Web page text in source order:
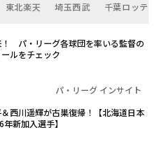
東北楽天 埼玉西武 千葉ロッテ
パ・リーグ各球団を率いる監督の
ルをチェック
パ・リーグ インサイト
西川遥輝が古巣復帰！【北海道日本
新加入選手】